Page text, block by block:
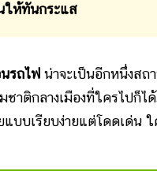
ให้ทันกระแส
รถไฟ น่าจะเป็นอีกหนึ่งสถ
าติกลางเมืองที่ใครไปก็
บบเรียบง่ายแต่โดดเด่น ใ